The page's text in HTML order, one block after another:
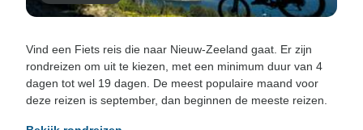
Vind een Fiets reis die naar Nieuw-Zeeland gaat. Er zijn
rondreizen om uit te kiezen, met een minimum duur van 4
dagen tot wel 19 dagen. De meest populaire maand voor
deze reizen is september, dan beginnen de meeste reizen.